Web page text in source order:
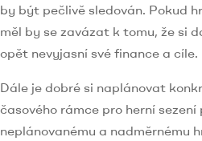
by být pečlivě sledován. Pokud
měl by se zavázat k tomu, že si
opět nevyjasní své finance a cíle.
Dále je dobré si naplánovat
časového rámce pro herní
neplánovanému a nadměrnému